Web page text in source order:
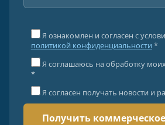
Я ознакомлен и согласен с
политикой конфиденциальности *
Я соглашаюсь на обработку
*
Я согласен получать новости и